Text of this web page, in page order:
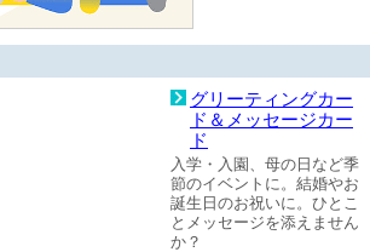
グリーティングカー
ド＆メッセージカー
ド
入学・入園、母の日など季
節のイベントに。結婚やお
誕生日のお祝いに。ひとこ
とメッセージを添えません
か？